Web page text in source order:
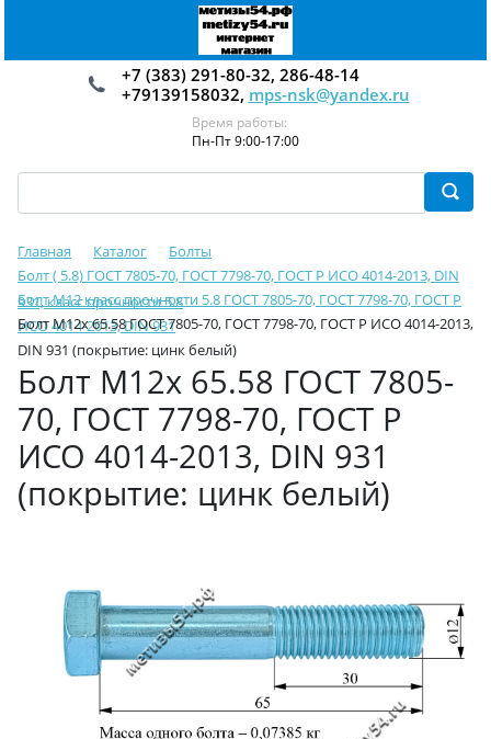
+7 (383) 291-80-32, 286-48-14
+79139158032, mps-nsk@yandex.ru
Время работы:
Пн-Пт 9:00-17:00
Главная Каталог
Болты
Болт ( 5.8) ГОСТ 7805-70, ГОСТ 7798-70, ГОСТ Р ИСО 4014-2013, DIN
931, класс прочности 5.8
Болт М12 класс прочности 5.8 ГОСТ 7805-70, ГОСТ 7798-70, ГОСТ Р
ИСО 4014-2013, DIN 931
Болт М12х 65.58 ГОСТ 7805-70, ГОСТ 7798-70, ГОСТ Р ИСО 4014-2013,
DIN 931 (покрытие: цинк белый)
Болт М12х 65.58 ГОСТ 7805-
70, ГОСТ 7798-70, ГОСТ Р
ИСО 4014-2013, DIN 931
(покрытие: цинк белый)